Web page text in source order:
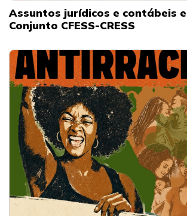
Assuntos jurídicos e contábeis
Conjunto CFESS-CRESS